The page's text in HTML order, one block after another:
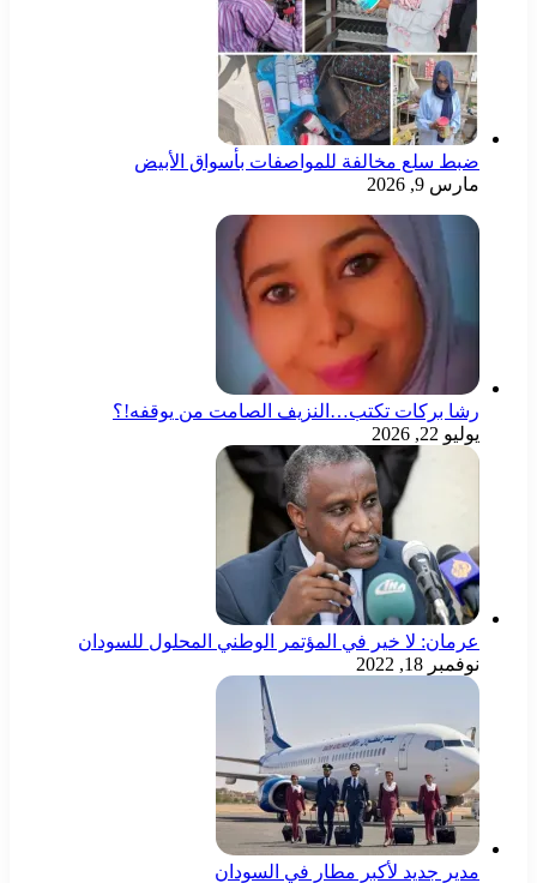
ضبط سلع مخالفة للمواصفات بأسواق الأبيض
مارس 9, 2026
رشا بركات تكتب…النزيف الصامت من يوقفه!؟
يوليو 22, 2026
عرمان: لا خير في المؤتمر الوطني المحلول للسودان
نوفمبر 18, 2022
مدير جديد لأكبر مطار في السودان